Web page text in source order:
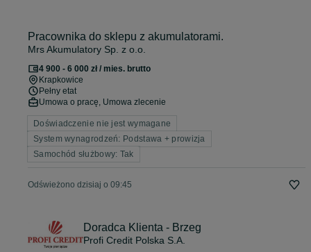
Pracownika do sklepu z akumulatorami.
Mrs Akumulatory Sp. z o.o.
4 900 - 6 000 zł / mies. brutto
Krapkowice
Pełny etat
Umowa o pracę, Umowa zlecenie
Doświadczenie nie jest wymagane
System wynagrodzeń: Podstawa + prowizja
Samochód służbowy: Tak
Odświeżono dzisiaj o 09:45
Doradca Klienta - Brzeg
Profi Credit Polska S.A.